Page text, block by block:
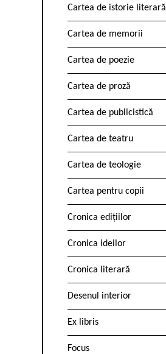
Cartea de istorie literară
Cartea de memorii
Cartea de poezie
Cartea de proză
Cartea de publicistică
Cartea de teatru
Cartea de teologie
Cartea pentru copii
Cronica edițiilor
Cronica ideilor
Cronica literară
Desenul interior
Ex libris
Focus